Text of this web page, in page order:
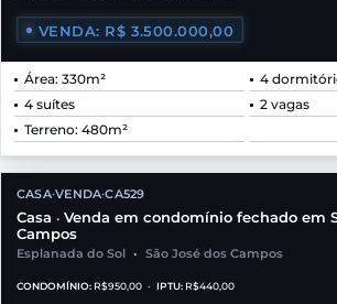
VENDA: R$ 3.500.000,00
Área: 330m²
4
4 suítes
2 vagas
Terreno: 480m²
CASA•VENDA•CA529
Casa • Venda em condomínio fechado em
Campos
Esplanada do Sol • São José dos Campos
CONDOMÍNIO: R$950,00 • IPTU: R$440,00